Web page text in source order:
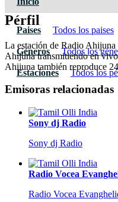
Paises Todos los paises
Géneros Todos los
Estaciones Todos los
Pérfil
La estación de Radio
Ahijuna transmitiendo en
Ahijuna también reproduce
Emisoras relacionadas
Sony dj Radio
Sony dj Radio
Radio Vocea
Radio Vocea